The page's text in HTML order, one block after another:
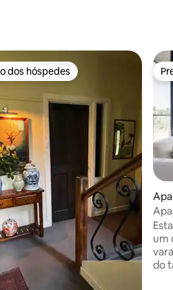
de 5, 105 avaliações
preferidos dos hóspedes
dos hóspedes
um
do